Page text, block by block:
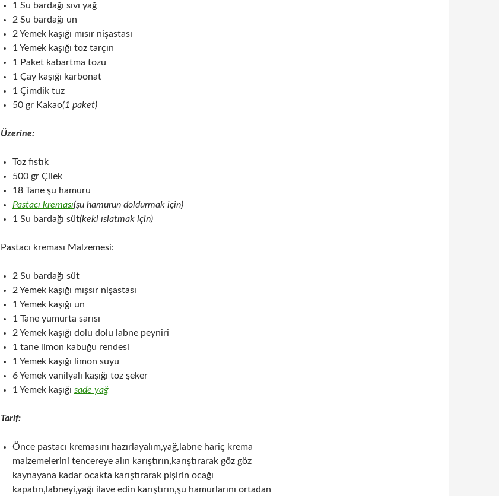
1 Su bardağı sıvı yağ
2 Su bardağı un
2 Yemek kaşığı mısır nişastası
1 Yemek kaşığı toz tarçın
1 Paket kabartma tozu
1 Çay kaşığı karbonat
1 Çimdik tuz
50 gr Kakao(1 paket)
Üzerine:
Toz fıstık
500 gr Çilek
18 Tane şu hamuru
Pastacı kreması(şu hamurun doldurmak için)
1 Su bardağı süt(keki ıslatmak için)
Pastacı kreması Malzemesi:
2 Su bardağı süt
2 Yemek kaşığı mışsır nişastası
1 Yemek kaşığı un
1 Tane yumurta sarısı
2 Yemek kaşığı dolu dolu labne peyniri
1 tane limon kabuğu rendesi
1 Yemek kaşığı limon suyu
6 Yemek vanilyalı kaşığı toz şeker
1 Yemek kaşığı sade yağ
Tarif:
Önce pastacı kremasını hazırlayalım,yağ,labne hariç krema
malzemelerini tencereye alın karıştırın,karıştırarak göz göz
kaynayana kadar ocakta karıştırarak pişirin ocağı
kapatın,labneyi,yağı ilave edin karıştırın,şu hamurlarını ortadan